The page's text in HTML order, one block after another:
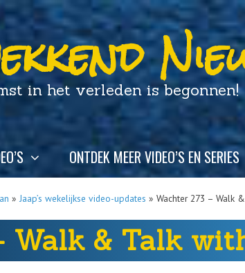
het verleden is begonnen!
ONTDEK MEER VIDEO’S EN SERIES
» Jaap’s wekelijkse video-updates » Wachter 273 – Walk
Walk & Talk